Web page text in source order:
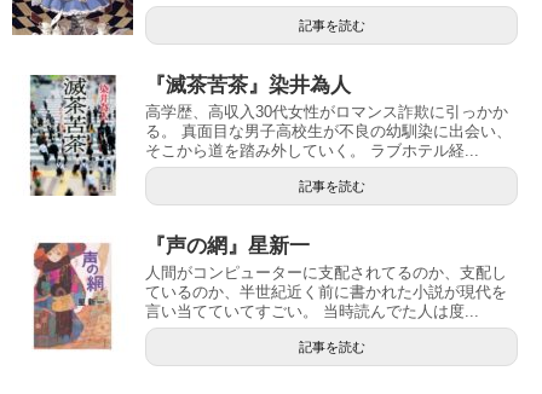
記事を読む
『滅茶苦茶』染井為人
高学歴、高収入30代女性がロマンス詐欺に引っかか
る。 真面目な男子高校生が不良の幼馴染に出会い、
そこから道を踏み外していく。 ラブホテル経...
記事を読む
『声の網』星新一
人間がコンピューターに支配されてるのか、支配し
ているのか、半世紀近く前に書かれた小説が現代を
言い当てていてすごい。 当時読んでた人は度...
記事を読む